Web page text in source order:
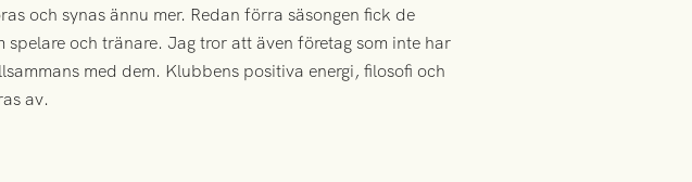
och synas ännu mer. Redan förra säsongen fick de
och tränare. Jag tror att även företag som inte har
med dem. Klubbens positiva energi, filosofi och
av.